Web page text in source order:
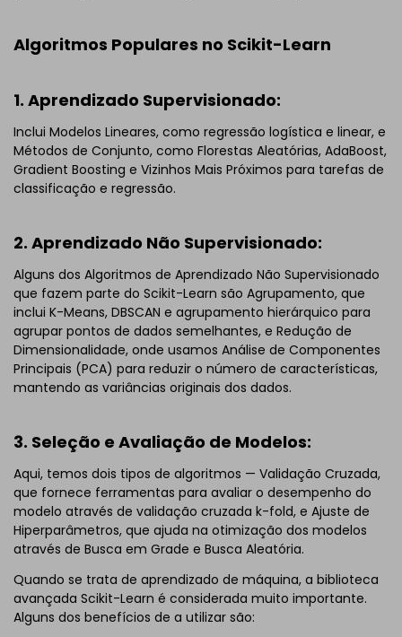
Algoritmos Populares no Scikit-Learn
1. Aprendizado Supervisionado:
Inclui Modelos Lineares, como regressão logística e linear, e
Métodos de Conjunto, como Florestas Aleatórias, AdaBoost,
Gradient Boosting e Vizinhos Mais Próximos para tarefas de
classificação e regressão.
2. Aprendizado Não Supervisionado:
Alguns dos Algoritmos de Aprendizado Não Supervisionado
que fazem parte do Scikit-Learn são Agrupamento, que
inclui K-Means, DBSCAN e agrupamento hierárquico para
agrupar pontos de dados semelhantes, e Redução de
Dimensionalidade, onde usamos Análise de Componentes
Principais (PCA) para reduzir o número de características,
mantendo as variâncias originais dos dados.
3. Seleção e Avaliação de Modelos:
Aqui, temos dois tipos de algoritmos — Validação Cruzada,
que fornece ferramentas para avaliar o desempenho do
modelo através de validação cruzada k-fold, e Ajuste de
Hiperparâmetros, que ajuda na otimização dos modelos
através de Busca em Grade e Busca Aleatória.
Quando se trata de aprendizado de máquina, a biblioteca
avançada Scikit-Learn é considerada muito importante.
Alguns dos benefícios de a utilizar são: